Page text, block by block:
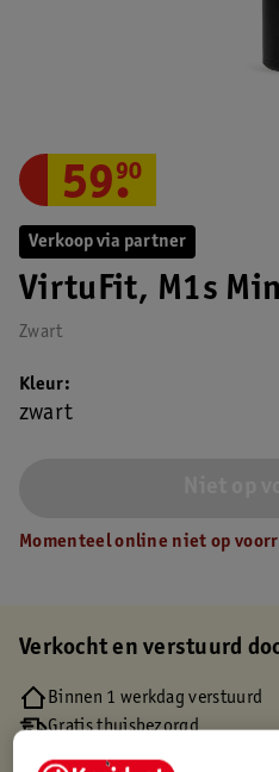
Verkoop via partner
VirtuFit, M1s
Zwart
59.
90
Kleur
zwart
Momenteel online niet op
Verkocht en verstuurd
Binnen 1 werkdag verstuurd
Gratis thuisbezorgd
Gratis retourneren via